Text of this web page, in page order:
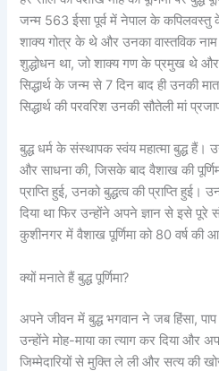
जन्म 563 ईसा पूर्व में नेपाल के कपिलवस्तु
शाक्य गोत्र के थे और उनका वास्तविक नाम
शुद्धोधन था, जो शाक्य गण के प्रमुख थे और
सिद्धार्थ के जन्म से 7 दिन बाद ही उनकी
सिद्धार्थ की परवरिश उनकी सौतेली मां
बुद्ध धर्म के संस्थापक स्वंय महात्मा बुद्ध हैं।
और साधना की, जिसके बाद वैशाख की
प्राप्ति हुई, उनको बुद्धत्व की प्राप्ति
दिया था फिर उन्होंने अपने ज्ञान से इसे
कुशीनगर में वैशाख पूर्णिमा को 80 वर्ष की
क्यों मनाते हैं बुद्ध पूर्णिमा?
अपने जीवन में बुद्ध भगवान ने जब हिंसा,
उन्होंने मोह-माया का त्याग कर दिया और
जिम्मेदारियों से मुक्ति ले ली और सत्य की